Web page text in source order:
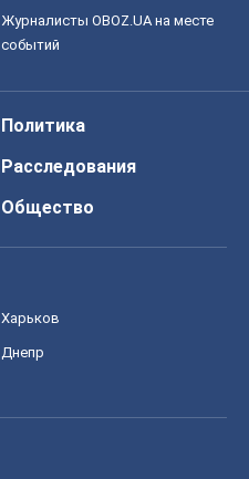
Журналисты OBOZ.UA на месте
событий
Политика
Расследования
Общество
Харьков
Днепр